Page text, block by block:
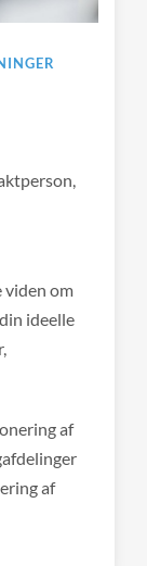
viden om
ideelle
af
af